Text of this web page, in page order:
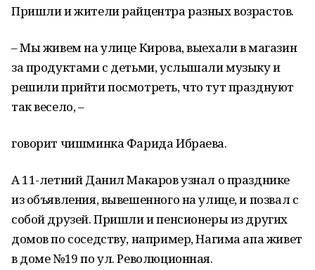
Пришли и жители райцентра разных возрастов.
– Мы живем на улице Кирова, выехали в магазин
за продуктами с детьми, услышали музыку и
решили прийти посмотреть, что тут празднуют
так весело, –
говорит чишминка Фарида Ибраева.
А 11-летний Данил Макаров узнал о празднике
из объявления, вывешенного на улице, и позвал с
собой друзей. Пришли и пенсионеры из других
домов по соседству, например, Нагима апа живет
в доме №19 по ул. Революционная.